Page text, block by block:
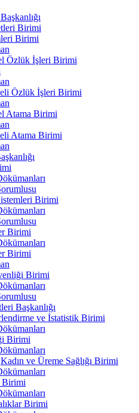
Birimi
Birimi
Özlük İşleri Birimi
Özlük İşleri Birimi
Atama Birimi
Atama Birimi
Birimi
Birimi
Birimi
Birimi
Başkanlığı
ve İstatistik Birimi
Birimi
ve Üreme Sağlığı Birimi
Birimi
Birimi